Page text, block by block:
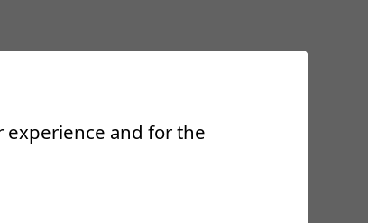
experience and for the